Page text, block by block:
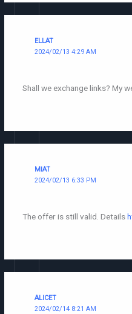
ELLAT
2024/02/13 4:29 AM
Shall we exchange links? My
MIAT
2024/02/13 6:33 PM
The offer is still valid. Details
ALICET
2024/02/14 8:21 AM